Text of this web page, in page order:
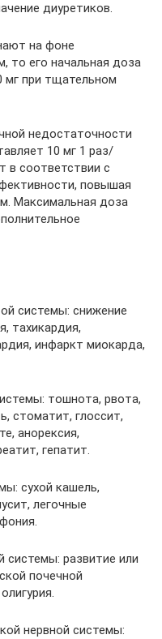
диуретиков.
на фоне
то его начальная доза
мг при тщательном
недостаточности
10 мг 1 раз/
в соответствии с
повышая
Максимальная доза
системы: снижение
тахикардия,
инфаркт миокарда,
тошнота, рвота,
стоматит, глоссит,
анорексия,
гепатит.
сухой кашель,
легочные
развитие или
почечной
нервной системы: